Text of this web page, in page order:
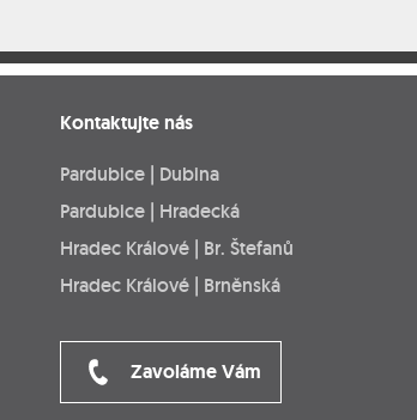
Kontaktujte nás
Pardubice | Dubina
Pardubice | Hradecká
Hradec Králové | Br. Štefanů
Hradec Králové | Brněnská
Zavoláme Vám